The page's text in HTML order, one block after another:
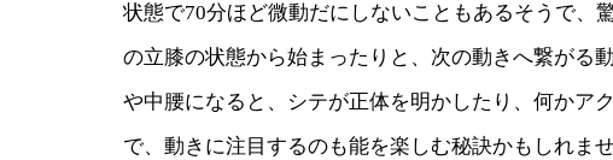
状態で70分ほど微動だにしないこともあるそうで、
の立膝の状態から始まったりと、次の動きへ繋がる
や中腰になると、シテが正体を明かしたり、何かア
で、動きに注目するのも能を楽しむ秘訣かもしれませ